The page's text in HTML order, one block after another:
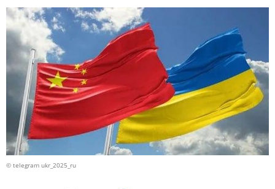
© telegram ukr_2025_ru